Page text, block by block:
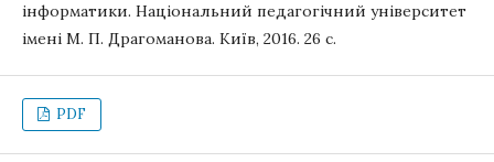
інформатики. Національний педагогічний університет
імені М. П. Драгоманова. Київ, 2016. 26 с.
PDF